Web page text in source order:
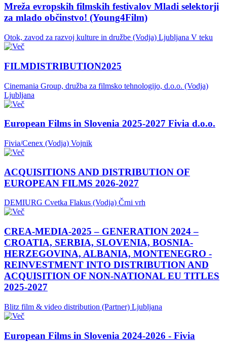
Mreža evropskih filmskih festivalov Mladi selektorji
za mlado občinstvo! (Young4Film)
Otok, zavod za razvoj kulture in družbe (Vodja) Ljubljana V teku
FILMDISTRIBUTION2025
Cinemania Group, družba za filmsko tehnologijo, d.o.o. (Vodja)
Ljubljana
European Films in Slovenia 2025-2027 Fivia d.o.o.
Fivia/Cenex (Vodja) Vojnik
ACQUISITIONS AND DISTRIBUTION OF
EUROPEAN FILMS 2026-2027
DEMIURG Cvetka Flakus (Vodja) Črni vrh
CREA-MEDIA-2025 – GENERATION 2024 –
CROATIA, SERBIA, SLOVENIA, BOSNIA-
HERZEGOVINA, ALBANIA, MONTENEGRO -
REINVESTMENT INTO DISTRIBUTION AND
ACQUISITION OF NON-NATIONAL EU TITLES
2025-2027
Blitz film & video distribution (Partner) Ljubljana
European Films in Slovenia 2024-2026 - Fivia